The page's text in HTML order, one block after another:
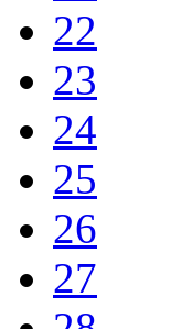
22
23
24
25
26
27